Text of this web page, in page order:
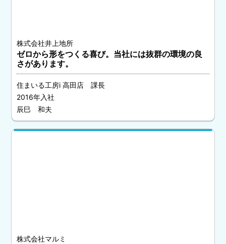
株式会社井上地所
ゼロから形をつくる喜び。当社には抜群の環境の良
さがあります。
住まいる工房i 高田店 課長
2016年入社
辰巳 和夫
株式会社マルミ